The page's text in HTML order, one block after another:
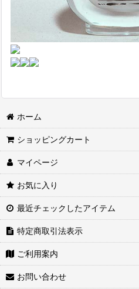
ホーム
ショッピングカート
マイページ
お気に入り
最近チェックしたアイテム
特定商取引法表示
ご利用案内
お問い合わせ